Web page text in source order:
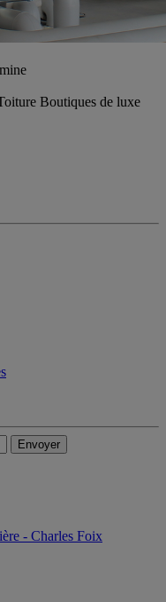
Boutiques de luxe
- Charles Foix